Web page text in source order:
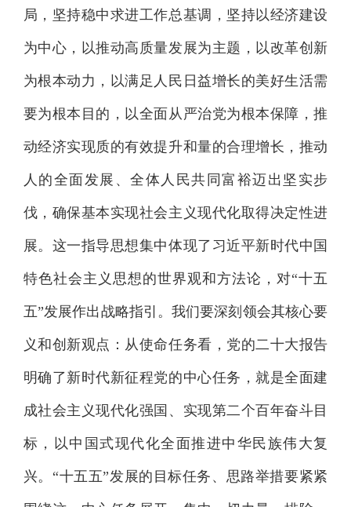
局，坚持稳中求进工作总基调，坚持以经济建设
为中心，以推动高质量发展为主题，以改革创新
为根本动力，以满足人民日益增长的美好生活需
要为根本目的，以全面从严治党为根本保障，推
动经济实现质的有效提升和量的合理增长，推动
人的全面发展、全体人民共同富裕迈出坚实步
伐，确保基本实现社会主义现代化取得决定性进
展。这一指导思想集中体现了习近平新时代中国
特色社会主义思想的世界观和方法论，对“十五
五”发展作出战略指引。我们要深刻领会其核心要
义和创新观点：从使命任务看，党的二十大报告
明确了新时代新征程党的中心任务，就是全面建
成社会主义现代化强国、实现第二个百年奋斗目
标，以中国式现代化全面推进中华民族伟大复
兴。“十五五”发展的目标任务、思路举措要紧紧